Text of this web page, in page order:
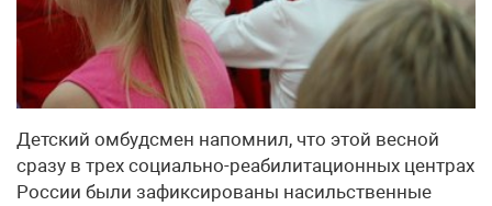
Детский омбудсмен напомнил, что этой весной
сразу в трех социально-реабилитационных центрах
России были зафиксированы насильственные